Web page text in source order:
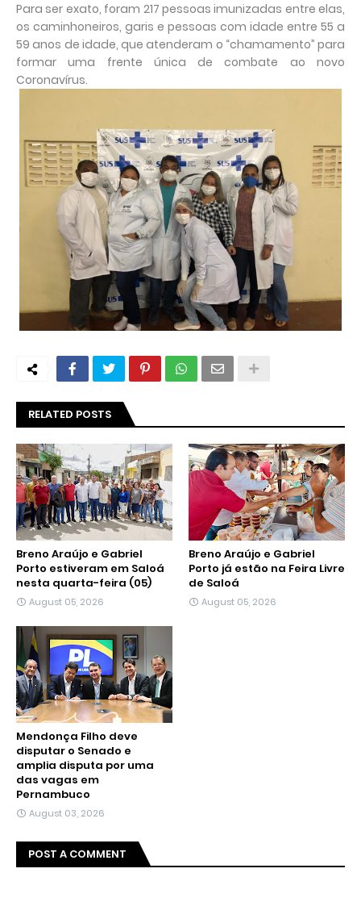
Para ser exato, foram 217 pessoas imunizadas entre elas,
os caminhoneiros, garis e pessoas com idade entre 55 a
59 anos de idade, que atenderam o “chamamento” para
formar uma frente única de combate ao novo
Coronavírus.
RELATED POSTS
Breno Araújo e Gabriel
Porto estiveram em Saloá
nesta quarta-feira (05)
August 05, 2026
Breno Araújo e Gabriel
Porto já estão na Feira Livre
de Saloá
August 05, 2026
Mendonça Filho deve
disputar o Senado e
amplia disputa por uma
das vagas em
Pernambuco
August 03, 2026
POST A COMMENT